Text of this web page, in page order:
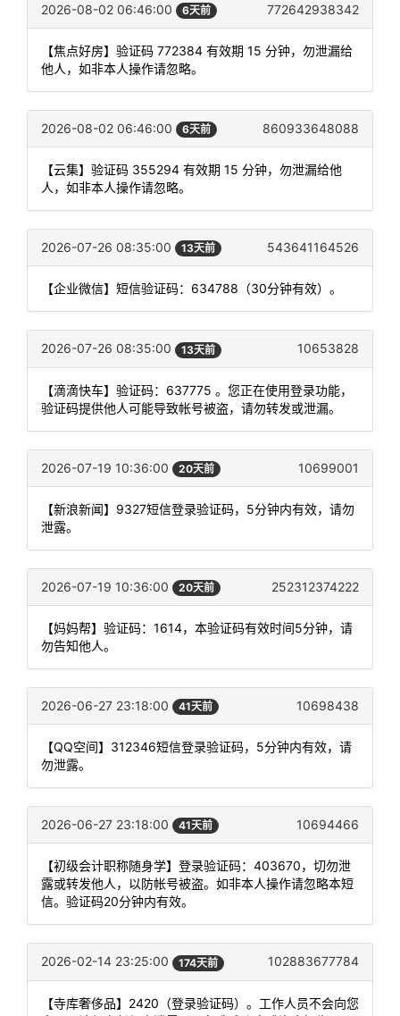
2026-08-02 06:46:00 6天前 772642938342
【焦点好房】验证码 772384 有效期 15 分钟，勿泄漏给
他人，如非本人操作请忽略。
2026-08-02 06:46:00 6天前 860933648088
【云集】验证码 355294 有效期 15 分钟，勿泄漏给他
人，如非本人操作请忽略。
2026-07-26 08:35:00 13天前 543641164526
【企业微信】短信验证码：634788（30分钟有效）。
2026-07-26 08:35:00 13天前 10653828
【滴滴快车】验证码：637775 。您正在使用登录功能，
验证码提供他人可能导致帐号被盗，请勿转发或泄漏。
2026-07-19 10:36:00 20天前 10699001
【新浪新闻】9327短信登录验证码，5分钟内有效，请勿
泄露。
2026-07-19 10:36:00 20天前 252312374222
【妈妈帮】验证码：1614，本验证码有效时间5分钟，请
勿告知他人。
2026-06-27 23:18:00 41天前 10698438
【QQ空间】312346短信登录验证码，5分钟内有效，请
勿泄露。
2026-06-27 23:18:00 41天前 10694466
【初级会计职称随身学】登录验证码：403670，切勿泄
露或转发他人，以防帐号被盗。如非本人操作请忽略本短
信。验证码20分钟内有效。
2026-02-14 23:25:00 174天前 102883677784
【寺库奢侈品】2420（登录验证码）。工作人员不会向您